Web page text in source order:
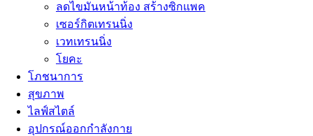
ลดไขมันหน้าท้อง สร้างซิกแพค
เซอร์กิตเทรนนิ่ง
เวทเทรนนิ่ง
โยคะ
โภชนาการ
สุขภาพ
ไลฟ์สไตล์
อุปกรณ์ออกกำลังกาย